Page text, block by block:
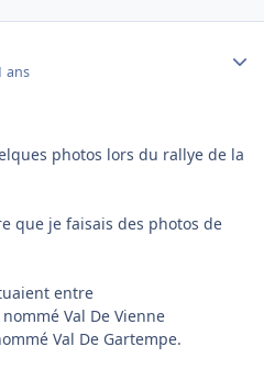
ans
photos lors du rallye de la
que je faisais des photos de
entre
Val De Vienne
Val De Gartempe.